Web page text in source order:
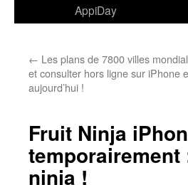
AppiDay
← Les plans de 7800 villes
et consulter hors ligne sur iPhone
aujourd’hui !
Fruit Ninja
ninja !